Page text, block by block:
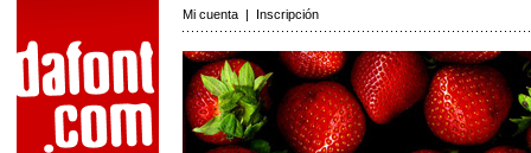
Mi cuenta | Inscripción